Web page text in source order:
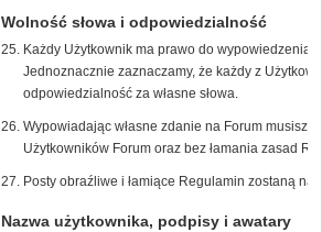
Wolność słowa i odpowiedzialność
Każdy Użytkownik ma prawo do wypowiedzenia
Jednoznacznie zaznaczamy, że każdy z
odpowiedzialność za własne słowa.
Wypowiadając własne zdanie na Forum musisz
Użytkowników Forum oraz bez łamania zasad
Posty obraźliwe i łamiące Regulamin zostaną
Nazwa użytkownika, podpisy i awatary